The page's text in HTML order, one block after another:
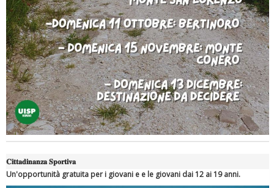
Ddl Lobby, Uisp: “Il Parlamento valorizzi le nostre specificità"
𝐂𝐢𝐭𝐭𝐚𝐝𝐢𝐧𝐚𝐧𝐳𝐚 𝐒𝐩𝐨𝐫𝐭𝐢𝐯𝐚
Un'opportunità gratuita per i giovani e e le giovani dai 12 ai 19 anni.